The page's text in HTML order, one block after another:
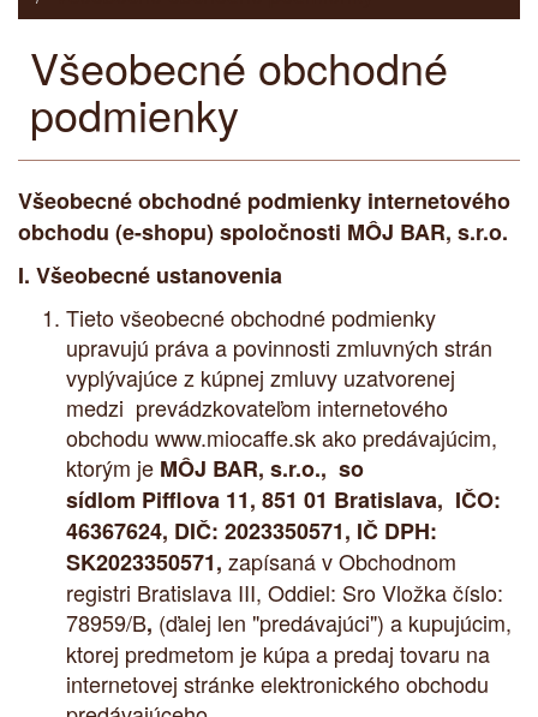
Všeobecné obchodné
podmienky
Všeobecné obchodné podmienky internetového
obchodu (e-shopu)spoločnosti MÔJ BAR, s.r.o.
I. Všeobecné ustanovenia
Tieto všeobecné obchodné podmienky
upravujú práva a povinnosti zmluvných strán
vyplývajúce z kúpnej zmluvy uzatvorenej
medzi prevádzkovateľom internetového
obchodu www.miocaffe.skako predávajúcim,
ktorým je MÔJ BAR, s.r.o., so
sídlom Pifflova 11, 851 01 Bratislava, IČO:
46367624, DIČ: 2023350571, IČ DPH:
SK2023350571, zapísaná v Obchodnom
registri Bratislava III, Oddiel: Sro Vložka číslo:
78959/B, (ďalej len "predávajúci") a kupujúcim,
ktorej predmetom je kúpa a predaj tovaru na
internetovej stránke elektronického obchodu